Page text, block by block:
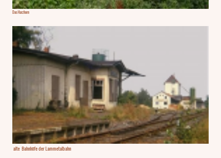
Das Harzhorn
alte Bahnhöfe der Lammetalbahn